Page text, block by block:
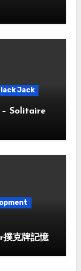
Jack
– Solitaire
克牌記憶